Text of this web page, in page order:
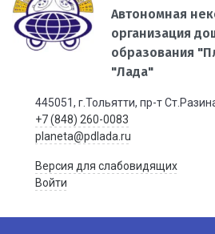
Автономная
организация
образования
"Лада"
445051, г.Тольятти, пр-т
+7 (848) 260-0083
planeta@pdlada.ru
Версия для слабовидящих
Войти